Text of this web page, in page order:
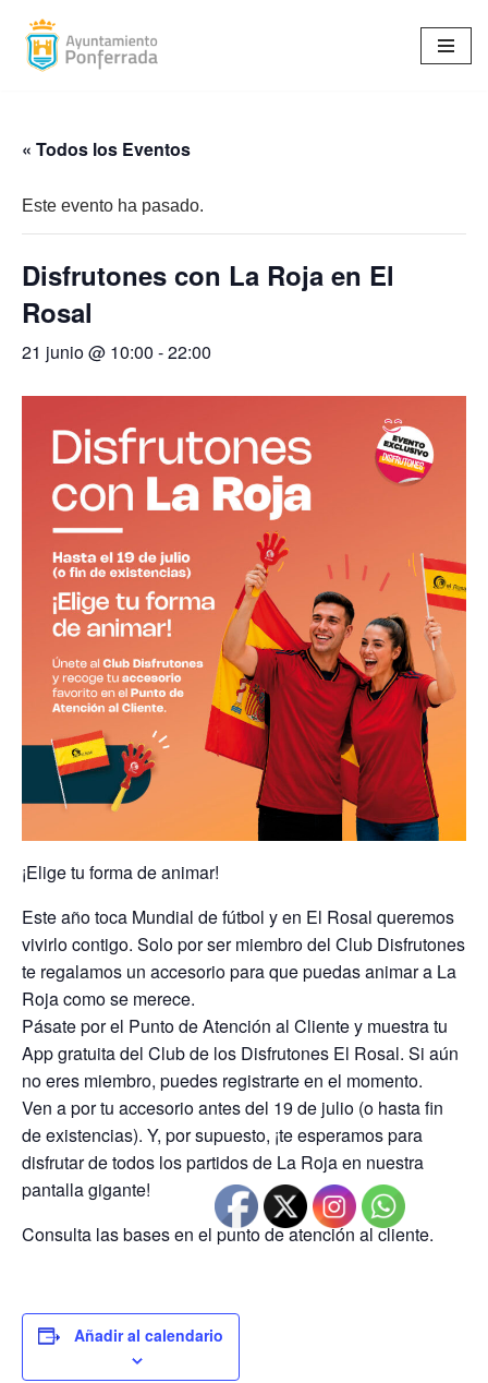
Saltar
« Todos los Eventos
Este evento ha pasado.
Disfrutones con La Roja en El
Rosal
21 junio @ 10:00 -22:00
¡Elige tu forma de animar!
Este año toca Mundial de fútbol y en El Rosal queremos
vivirlo contigo. Solo por ser miembro del Club Disfrutones
te regalamos un accesorio para que puedas animar a La
Roja como se merece.
Pásate por el Punto de Atención al Cliente y muestra tu
App gratuita del Club de los Disfrutones El Rosal. Si aún
no eres miembro, puedes registrarte en el momento.
Ven a por tu accesorio antes del 19 de julio (o hasta fin
de existencias). Y, por supuesto, ¡te esperamos para
disfrutar de todos los partidos de La Roja en nuestra
pantalla gigante!
Consulta las bases en el punto de atención al cliente.
Añadir al calendario